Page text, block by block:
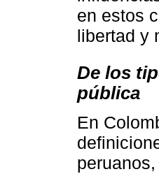
en estos
libertad y
De los
pública
En